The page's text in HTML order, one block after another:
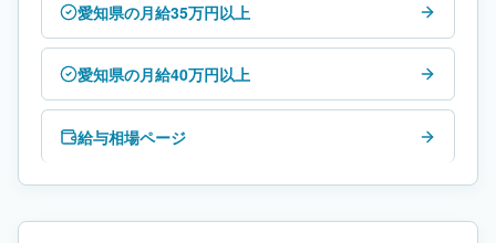
愛知県の月給35万円以上
愛知県の月給40万円以上
給与相場ページ